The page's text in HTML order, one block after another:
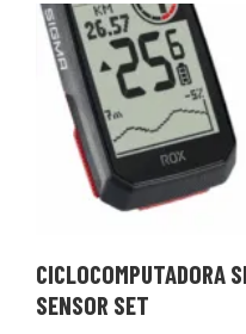
CICLOCOMPUTADORA
SENSOR SET